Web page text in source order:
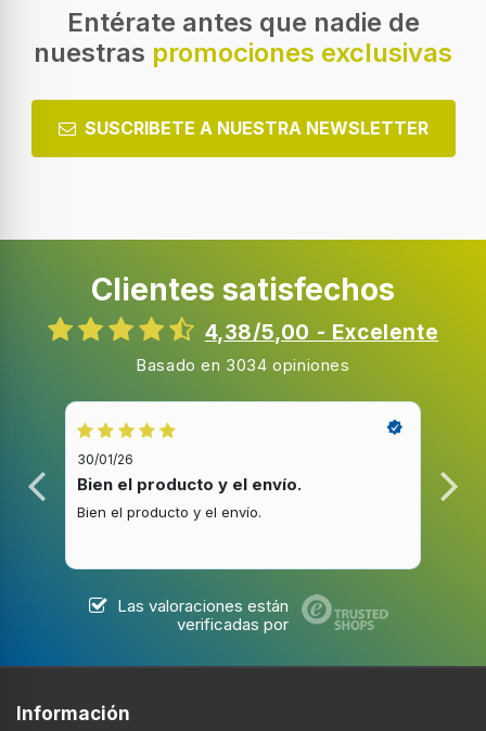
Entérate antes que nadie de
nuestras promociones exclusivas
SUSCRIBETE A NUESTRA NEWSLETTER
Clientes satisfechos
4,38/5,00 - Excelente
Basado en 3034 opiniones
30/01/26
Bien el producto y el envío.
Bien el producto y el envío.
Las valoraciones están
verificadas por
Información